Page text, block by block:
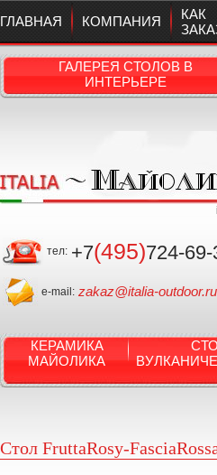
ГЛАВНАЯ КОМПАНИЯ
КАК
ГАЛЕРЕЯ СТОЛОВ В
ИНТЕРЬЕРЕ
тел: +7(495)724-69-
e-mail: zakaz@italia-outdoor.ru
КЕРАМИКА
МАЙОЛИКА
Стол FruttaRosy-